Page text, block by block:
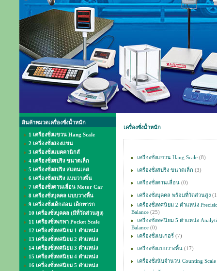
สินค้าหมวดเครื่องชั่งน้ำหนัก
1 เครื่องชั่งแขวน Hang Scale
2 เครื่องชั่งสองแขน
3 เครื่องชั่งแมคคานิกส์
4 เครื่องชั่งสปริง ขนาดเล็ก
5 เครื่องชั่งสปริง สแตนเลส
6 เครื่องชั่งสปริง แบบวางพื้น
7 เครื่องชั่งคานเลื่อน Motor Car
8 เครื่องชั่งบุคคล แบบวางพื้น
9 เครื่องชั่งเด็กอ่อน เด็กทารก
10 เครื่องชั่งบุคคล (มีที่วัดส่วนสูง)
11 เครื่องชั่งพกพา Pocket Scale
12 เครื่องชั่งทศนิยม 1 ตำแหน่ง
13 เครื่องชั่งทศนิยม 2 ตำแหน่ง
14 เครื่องชั่งทศนิยม 3 ตำแหน่ง
15 เครื่องชั่งทศนิยม 4 ตำแหน่ง
16 เครื่องชั่งทศนิยม 5 ตำแหน่ง
เครื่องชั่งน้ำหนัก
เครื่องชั่งแขวน Hang Scale (8)
เครื่องชั่งสปริง ขนาดเล็ก (3)
เครื่องชั่งคานเลื่อน (0)
เครื่องชั่งบุคคล พร้อมที่วัดส่วนสูง
เครื่องชั่งทศนิยม 2 ตำแหน่ง
Balance (25)
เครื่องชั่งทศนิยม 5 ตำแหน่ง
Balance (0)
เครื่องชั่งเบเกอรี่ (7)
เครื่องชั่งแบบวางพื้น (17)
เครื่องชั่งนับจำนวน Counting Scale